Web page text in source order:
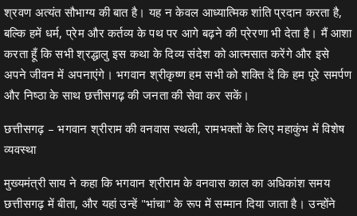
श्रवण अत्यंत सौभाग्य की बात है। यह न केवल आध्यात्मिक शांति प्रदान करता है,
बल्कि हमें धर्म, प्रेम और कर्तव्य के पथ पर आगे बढ़ने की प्रेरणा भी देता है। मैं आशा
करता हूँ कि सभी श्रद्धालु इस कथा के दिव्य संदेश को आत्मसात करेंगे और इसे
अपने जीवन में अपनाएंगे। भगवान श्रीकृष्ण हम सभी को शक्ति दें कि हम पूरे समर्पण
और निष्ठा के साथ छत्तीसगढ़ की जनता की सेवा कर सकें।
छत्तीसगढ़ – भगवान श्रीराम की वनवास स्थली, रामभक्तों के लिए महाकुंभ में विशेष
व्यवस्था
मुख्यमंत्री साय ने कहा कि भगवान श्रीराम के वनवास काल का अधिकांश समय
छत्तीसगढ़ में बीता, और यहां उन्हें "भांचा" के रूप में सम्मान दिया जाता है। उन्होंने